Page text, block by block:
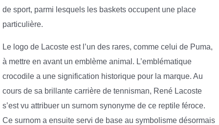
de sport, parmi lesquels les baskets occupent une place
particulière.
Le logo de Lacoste est l’un des rares, comme celui de Puma,
à mettre en avant un emblème animal. L’emblématique
crocodile a une signification historique pour la marque. Au
cours de sa brillante carrière de tennisman, René Lacoste
s’est vu attribuer un surnom synonyme de ce reptile féroce.
Ce surnom a ensuite servi de base au symbolisme désormais